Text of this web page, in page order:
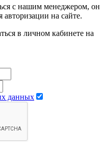
с нашим менеджером, он
на сайте.
в личном кабинете на
данных